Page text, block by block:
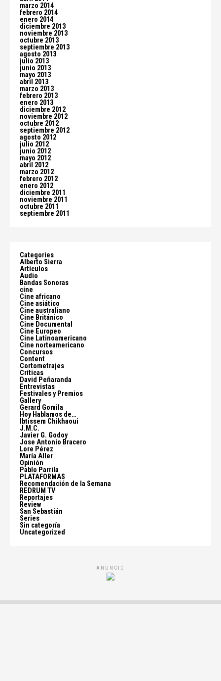
marzo 2014
febrero 2014
enero 2014
diciembre 2013
noviembre 2013
octubre 2013
septiembre 2013
agosto 2013
julio 2013
junio 2013
mayo 2013
abril 2013
marzo 2013
febrero 2013
enero 2013
diciembre 2012
noviembre 2012
octubre 2012
septiembre 2012
agosto 2012
julio 2012
junio 2012
mayo 2012
abril 2012
marzo 2012
febrero 2012
enero 2012
diciembre 2011
noviembre 2011
octubre 2011
septiembre 2011
Categories
Alberto Sierra
Artículos
Audio
Bandas Sonoras
cine
Cine africano
Cine asiático
Cine australiano
Cine Británico
Cine Documental
Cine Europeo
Cine Latinoamericano
Cine norteamericano
Concursos
Content
Cortometrajes
Críticas
David Peñaranda
Entrevistas
Festivales y Premios
Gallery
Gerard Gomila
Hoy Hablamos de…
Ibtissem Chikhaoui
J.M.C.
Javier G. Godoy
Jose Antonio Bracero
Lore Pérez
María Aller
Opinión
Pablo Parrila
PLATAFORMAS
Recomendación de la Semana
REDRUM TV
Reportajes
Review
San Sebastián
Series
Sin categoría
Uncategorized
ANUNCIO